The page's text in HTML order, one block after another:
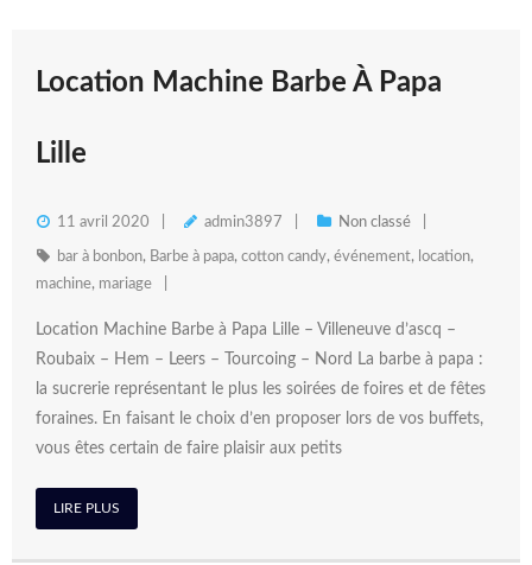
Location Machine Barbe À Papa
Lille
11 avril 2020 admin3897 Non classé
bar à bonbon, Barbe à papa, cotton candy, événement, location,
machine, mariage
Location Machine Barbe à Papa Lille – Villeneuve d’ascq –
Roubaix – Hem – Leers – Tourcoing – Nord La barbe à papa :
la sucrerie représentant le plus les soirées de foires et de fêtes
foraines. En faisant le choix d’en proposer lors de vos buffets,
vous êtes certain de faire plaisir aux petits
LIRE PLUS